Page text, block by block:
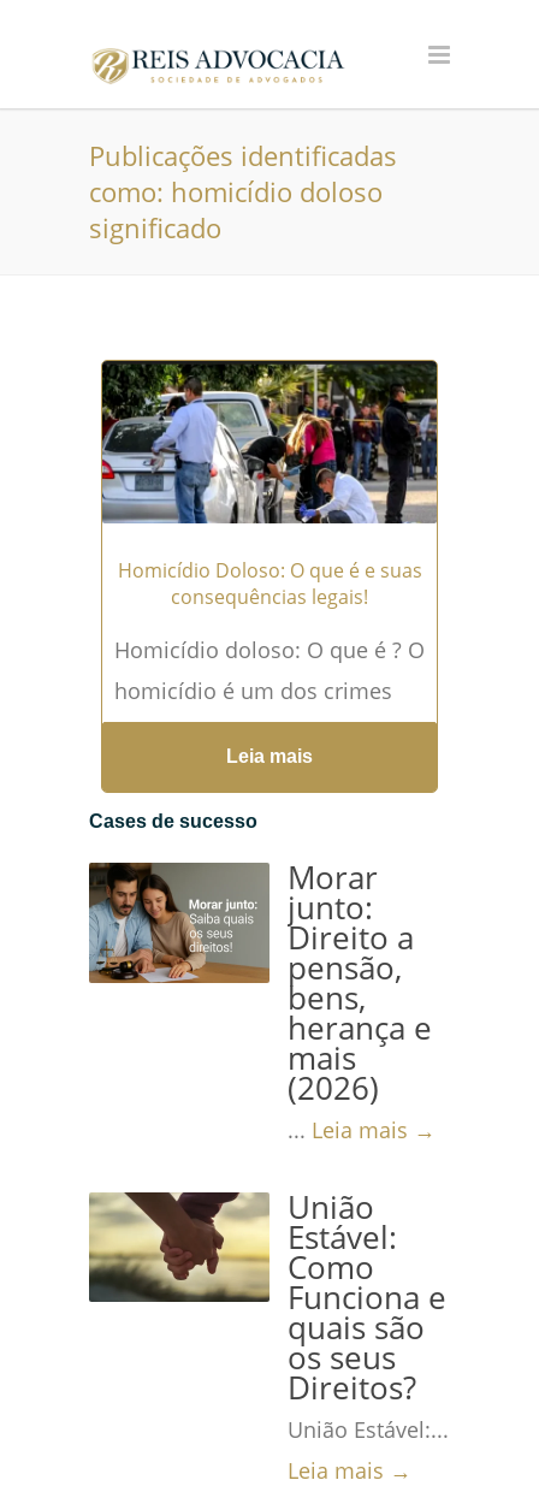
Publicações identificadas
como: homicídio doloso
significado
Homicídio Doloso: O que é e suas
consequências legais!
Homicídio doloso: O que é ? O
homicídio é um dos crimes
mais graves previstos no
Código Penal brasileiro. Trata-
se da conduta...
Leia mais
Cases de sucesso
Morar
junto:
Direito a
pensão,
bens,
herança e
mais
(2026)
... Leia mais →
União
Estável:
Como
Funciona e
quais são
os seus
Direitos?
União Estável:...
Leia mais →